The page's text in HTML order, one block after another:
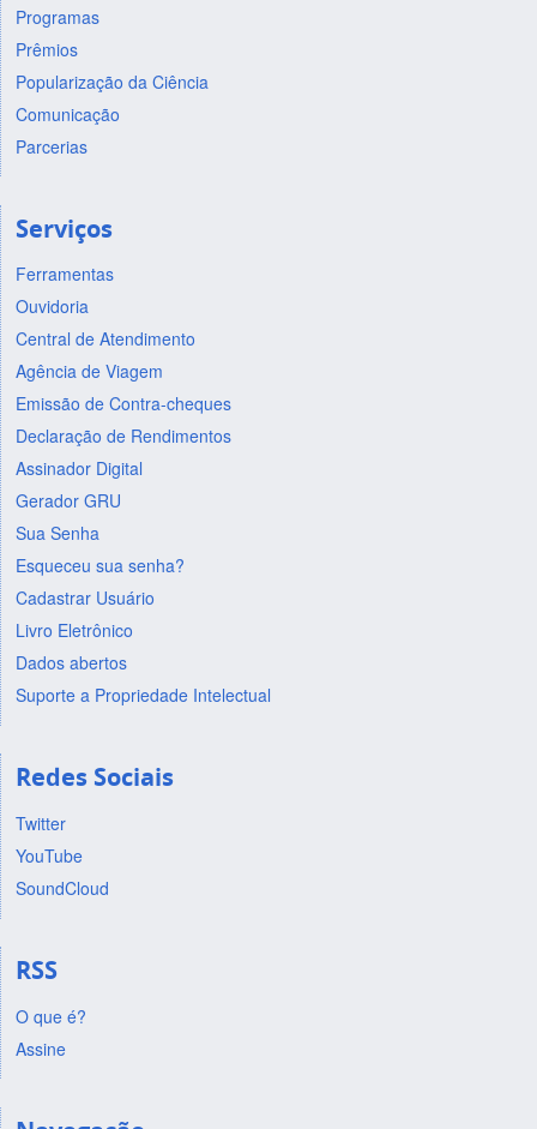
Programas
Prêmios
Popularização da Ciência
Comunicação
Parcerias
Serviços
Ferramentas
Ouvidoria
Central de Atendimento
Agência de Viagem
Emissão de Contra-cheques
Declaração de Rendimentos
Assinador Digital
Gerador GRU
Sua Senha
Esqueceu sua senha?
Cadastrar Usuário
Livro Eletrônico
Dados abertos
Suporte a Propriedade Intelectual
Redes Sociais
Twitter
YouTube
SoundCloud
RSS
O que é?
Assine